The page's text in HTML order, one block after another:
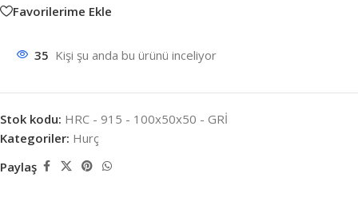
Favorilerime Ekle
35 Kişi şu anda bu ürünü inceliyor
Stok kodu: HRC - 915 - 100x50x50 - GRİ
Kategoriler: Hurç
Paylaş